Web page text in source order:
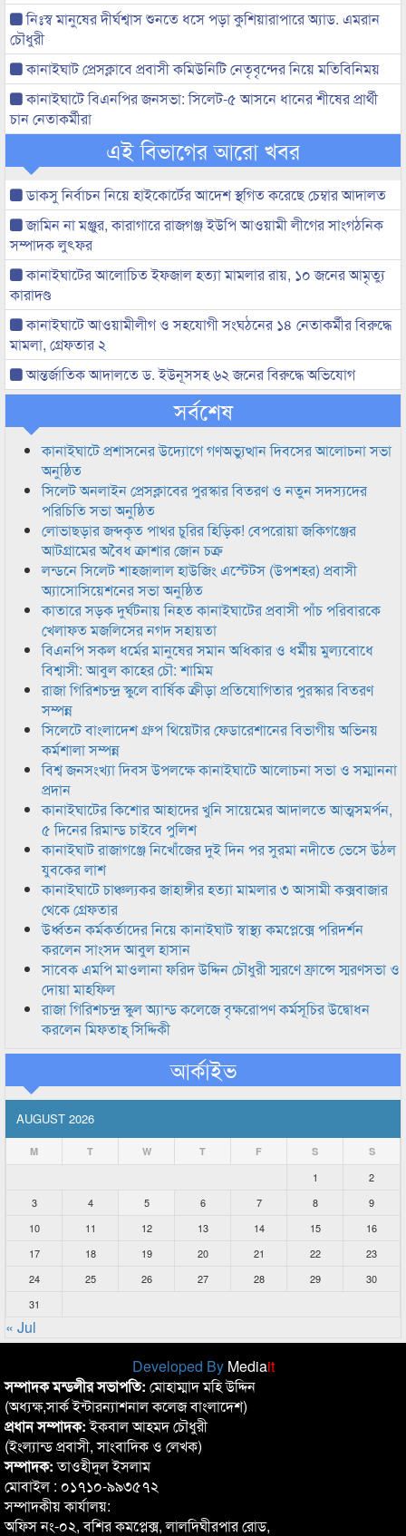
নিঃস্ব মানুষের দীর্ঘশ্বাস শুনতে ধসে পড়া কুশিয়ারাপারে অ্যাড. এমরান
চৌধুরী
কানাইঘাট প্রেসক্লাবে প্রবাসী কমিউনিটি নেতৃবৃন্দের নিয়ে মতিবিনিময়
কানাইঘাটে বিএনপির জনসভা: সিলেট-৫ আসনে ধানের শীষের প্রার্থী
চান নেতাকর্মীরা
এই বিভাগের আরো খবর
ডাকসু নির্বাচন নিয়ে হাইকোর্টের আদেশ স্থগিত করেছে চেম্বার আদালত
জামিন না মঞ্জুর, কারাগারে রাজগঞ্জ ইউপি আওয়ামী লীগের সাংগঠনিক
সম্পাদক লুৎফর
কানাইঘাটের আলোচিত ইফজাল হত্যা মামলার রায়, ১০ জনের আমৃত্যু
কারাদণ্ড
কানাইঘাটে আওয়ামীলীগ ও সহযোগী সংঘঠনের ১৪ নেতাকর্মীর বিরুদ্ধে
মামলা, গ্রেফতার ২
আন্তর্জাতিক আদালতে ড. ইউনূসসহ ৬২ জনের বিরুদ্ধে অভিযোগ
সর্বশেষ
কানাইঘাটে প্রশাসনের উদ্যোগে গণঅভ্যুত্থান দিবসের আলোচনা সভা
অনুষ্ঠিত
সিলেট অনলাইন প্রেসক্লাবের পুরস্কার বিতরণ ও নতুন সদস্যদের
পরিচিতি সভা অনুষ্ঠিত
লোভাছড়ার জব্দকৃত পাথর চুরির হিড়িক! বেপরোয়া জকিগঞ্জের
আটগ্রামের অবৈধ ক্রাশার জোন চক্র
লন্ডনে সিলেট শাহজালাল হাউজিং এস্টেটস (উপশহর) প্রবাসী
অ্যাসোসিয়েশনের সভা অনুষ্ঠিত
কাতারে সড়ক দুর্ঘটনায় নিহত কানাইঘাটের প্রবাসী পাঁচ পরিবারকে
খেলাফত মজলিসের নগদ সহায়তা
বিএনপি সকল ধর্মের মানুষের সমান অধিকার ও ধর্মীয় মুল্যবোধে
বিশ্বাসী: আবুল কাহের চৌ: শামিম
রাজা গিরিশচন্দ্র স্কুলে বার্ষিক ক্রীড়া প্রতিযোগিতার পুরস্কার বিতরণ
সম্পন্ন
সিলেটে বাংলাদেশ গ্রুপ থিয়েটার ফেডারেশানের বিভাগীয় অভিনয়
কর্মশালা সম্পন্ন
বিশ্ব জনসংখ্যা দিবস উপলক্ষে কানাইঘাটে আলোচনা সভা ও সম্মাননা
প্রদান
কানাইঘাটের কিশোর আহাদের খুনি সায়েমের আদালতে আত্মসমর্পন,
৫ দিনের রিমান্ড চাইবে পুলিশ
কানাইঘাট রাজাগঞ্জে নিখোঁজের দুই দিন পর সুরমা নদীতে ভেসে উঠল
যুবকের লাশ
কানাইঘাটে চাঞ্চল্যকর জাহাঙ্গীর হত্যা মামলার ৩ আসামী কক্সবাজার
থেকে গ্রেফতার
উর্ধ্বতন কর্মকর্তাদের নিয়ে কানাইঘাট স্বাস্থ্য কমপ্লেক্সে পরিদর্শন
করলেন সাংসদ আবুল হাসান
সাবেক এমপি মাওলানা ফরিদ উদ্দিন চৌধুরী স্মরণে ফ্রান্সে স্মরণসভা ও
দোয়া মাহফিল
রাজা গিরিশচন্দ্র স্কুল অ্যান্ড কলেজে বৃক্ষরোপণ কর্মসূচির উদ্বোধন
করলেন মিফতাহ্ সিদ্দিকী
আর্কাইভ
AUGUST 2026
M T W T F S S
1
2
3
4 5 6 7 8
9
10
11 12 13 14 15
16
17
18 19 20 21 22
23
24
25 26 27 28 29
30
31
« Jul
Developed By Mediait
সম্পাদক মন্ডলীর সভাপতি: মোহাম্মাদ মহি উদ্দিন
(অধ্যক্ষ,সার্ক ইন্টারন্যাশনাল কলেজ বাংলাদেশ)
প্রধান সম্পাদক:ইকবাল আহমদ চৌধুরী
(ইংল্যান্ড প্রবাসী, সাংবাদিক ও লেখক)
সম্পাদক:তাওহীদুল ইসলাম
মোবাইল : ০১৭১০-৯৯৩৫৭২
সম্পাদকীয় কার্যালয়:
অফিস নং-০২, বশির কমপ্লেক্স, লালদিঘীরপার রোড,